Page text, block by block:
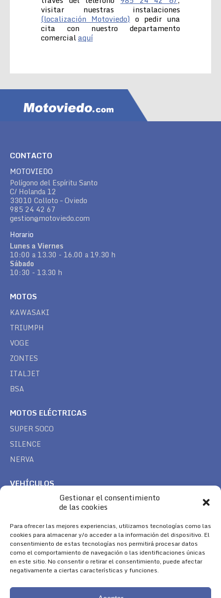
Gestionar el consentimiento
de las cookies
Para ofrecer las mejores experiencias, utilizamos tecnologías como las
cookies para almacenar y/o acceder a la información del dispositivo. El
consentimiento de estas tecnologías nos permitirá procesar datos
como el comportamiento de navegación o las identificaciones únicas
en este sitio. No consentir o retirar el consentimiento, puede afectar
negativamente a ciertas características y funciones.
visitar nuestras instalaciones
(localización Motoviedo) o pedir una
cita con nuestro departamento
comercialaquí
CONTACTO
MOTOVIEDO
Polígono del Espíritu Santo
C/ Holanda 12
33010 Colloto – Oviedo
985 24 42 67
gestion@motoviedo.com
Horario
Lunes a Viernes
10:00 a 13.30 - 16.00 a 19.30 h
Sábado
10:30 - 13.30 h
MOTOS
KAWASAKI
TRIUMPH
VOGE
ZONTES
ITALJET
BSA
MOTOS ELÉCTRICAS
SUPER SOCO
SILENCE
NERVA
VEHÍCULOS
TREK
SÍGUENOS
Encuéntranos en:
Facebook
page
YouTube
page
Instagram
page